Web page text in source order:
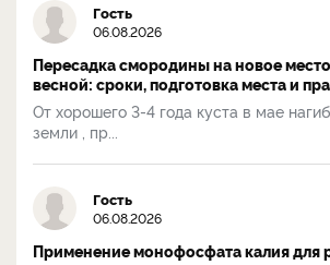
Гость
06.08.2026
Пересадка смородины на новое
весной: сроки, подготовка места и
От хорошего 3-4 года куста в мае
земли , пр...
Гость
06.08.2026
Применение монофосфата калия для